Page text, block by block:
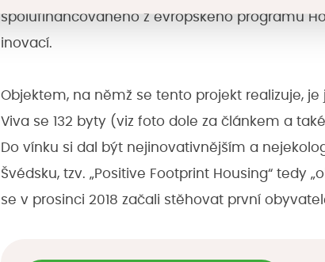
spolufinancovaného z evropského programu
inovací.
Objektem, na němž se tento projekt realizuje,
Viva se 132 byty (viz foto dole za článkem a
Do vínku si dal být nejinovativnějším a
Švédsku, tzv. „Positive Footprint Housing“ tedy
se v prosinci 2018 začali stěhovat první